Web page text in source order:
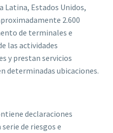
Latina, Estados Unidos,
2.600
de terminales e
las actividades
y prestan servicios
determinadas ubicaciones.
declaraciones
de riesgos e